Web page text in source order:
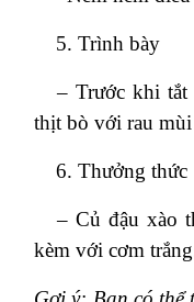
Trình bày
– Trước khi tắt
thịt bò với rau
Thưởng thức
– Củ đậu xào
kèm với cơm